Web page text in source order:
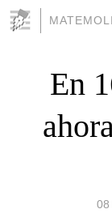
En
08